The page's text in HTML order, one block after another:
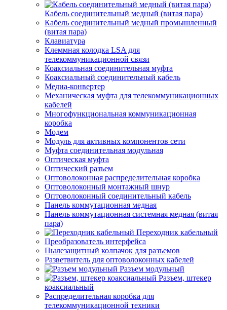
Кабель соединительный медный (витая пара)
Кабель соединительный медный промышленный
(витая пара)
Клавиатура
Клеммная колодка LSA для
телекоммуникационной связи
Коаксиальная соединительная муфта
Коаксиальный соединительный кабель
Медиа-конвертер
Механическая муфта для телекоммуникационных
кабелей
Многофункциональная коммуникационная
коробка
Модем
Модуль для активных компонентов сети
Муфта соединительная модульная
Оптическая муфта
Оптический разъем
Оптоволоконная распределительная коробка
Оптоволоконный монтажный шнур
Оптоволоконный соединительный кабель
Панель коммутационная медная
Панель коммутационная системная медная (витая
пара)
Переходник кабельный
Преобразователь интерфейса
Пылезащитный колпачок для разъемов
Разветвитель для оптоволоконных кабелей
Разъем модульный
Разъем, штекер
коаксиальный
Распределительная коробка для
телекоммуникационной техники